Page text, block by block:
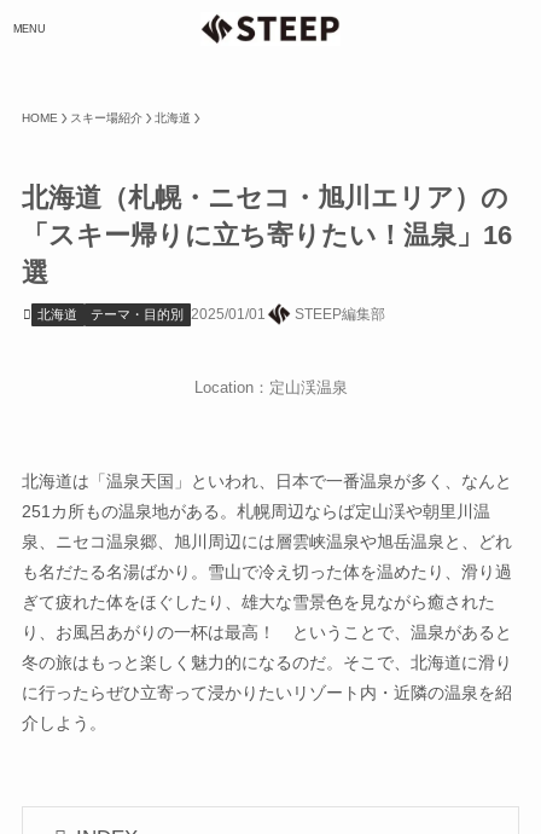
MENU
HOME スキー場紹介 北海道
北海道（札幌・ニセコ・旭川エリア）の
「スキー帰りに立ち寄りたい！温泉」16
選
北海道 テーマ・目的別 2025/01/01 STEEP編集部
Location：定山渓温泉
北海道は「温泉天国」といわれ、日本で一番温泉が多く、なんと
251カ所もの温泉地がある。札幌周辺ならば定山渓や朝里川温
泉、ニセコ温泉郷、旭川周辺には層雲峡温泉や旭岳温泉と、どれ
も名だたる名湯ばかり。雪山で冷え切った体を温めたり、滑り過
ぎて疲れた体をほぐしたり、雄大な雪景色を見ながら癒された
り、お風呂あがりの一杯は最高！ ということで、温泉があると
冬の旅はもっと楽しく魅力的になるのだ。そこで、北海道に滑り
に行ったらぜひ立寄って浸かりたいリゾート内・近隣の温泉を紹
介しよう。